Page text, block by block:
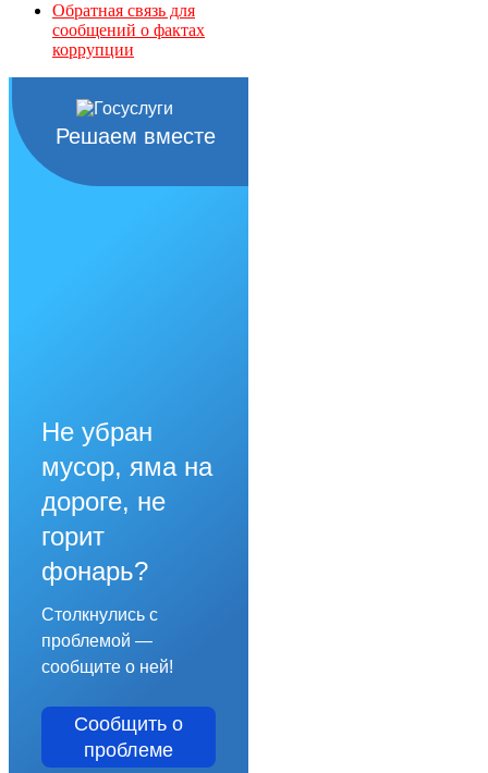
Обратная связь для
сообщений о фактах
коррупции
Решаем вместе
Не убран
мусор, яма на
дороге, не
горит
фонарь?
Столкнулись с
проблемой —
сообщите о ней!
Сообщить о
проблеме